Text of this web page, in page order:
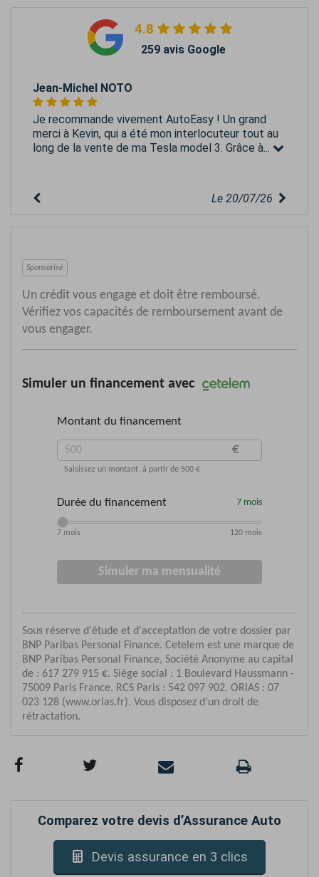
4.8
259 avis Google
Jean-Michel NOTO
Je recommande vivement AutoEasy ! Un grand
merci à Kevin, qui a été mon interlocuteur tout au
long de la vente de ma Tesla model 3. Grâce à...
Le 20/07/26
Comparez votre devis d’Assurance Auto
Devis assurance en 3 clics